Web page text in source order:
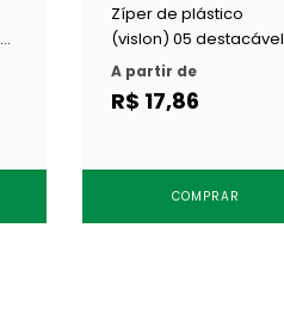
Zíper de plástico
(vislon) 05 destacável
YKK VSOR 56 2TONE c/ 1
A partir de
R$ 17,86
COMPRAR